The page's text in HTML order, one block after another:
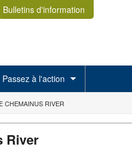
Bulletins d'information
Passez à l'action
CHEMAINUS RIVER
River